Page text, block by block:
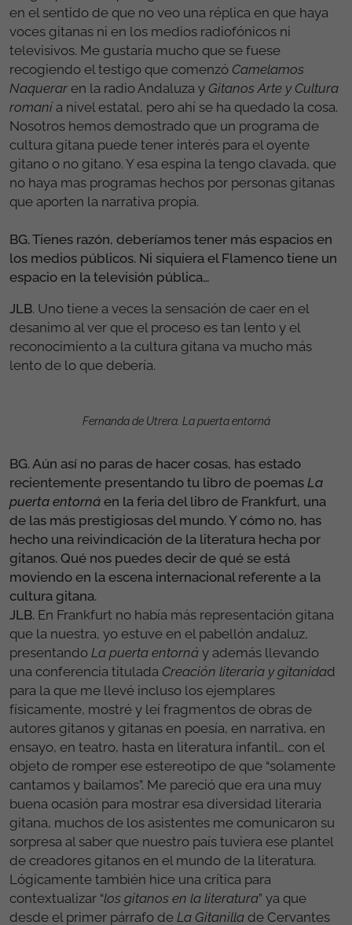
en el sentido de que no veo una réplica en que haya
voces gitanas ni en los medios radiofónicos ni
televisivos. Me gustaría mucho que se fuese
recogiendo el testigo que comenzó Camelamos
Naquerar en la radio Andaluza y Gitanos Arte y Cultura
romanía nivel estatal, pero ahí se ha quedado la cosa.
Nosotros hemos demostrado que un programa de
cultura gitana puede tener interés para el oyente
gitano o no gitano. Y esa espina la tengo clavada, que
no haya mas programas hechos por personas gitanas
que aporten la narrativa propia.
BG. Tienes razón, deberíamos tener más espacios en
los medios públicos. Ni siquiera el Flamenco tiene un
espacio en la televisión pública…
JLB. Uno tiene a veces la sensación de caer en el
desanimo al ver que el proceso es tan lento y el
reconocimiento a la cultura gitana va mucho más
lento de lo que debería.
Fernanda de Utrera. La puerta entorná
BG. Aún así no paras de hacer cosas, has estado
recientemente presentando tu libro de poemas La
puerta entorná en la feria del libro de Frankfurt, una
de las más prestigiosas del mundo. Y cómo no, has
hecho una reivindicación de la literatura hecha por
gitanos. Qué nos puedes decir de qué se está
moviendo en la escena internacional referente a la
cultura gitana.
JLB. En Frankfurt no había más representación gitana
que la nuestra, yo estuve en el pabellón andaluz,
presentando La puerta entorná y además llevando
una conferencia titulada Creación literaria y gitanidad
para la que me llevé incluso los ejemplares
físicamente, mostré y leí fragmentos de obras de
autores gitanos y gitanas en poesía, en narrativa, en
ensayo, en teatro, hasta en literatura infantil… con el
objeto de romper ese estereotipo de que “solamente
cantamos y bailamos”. Me pareció que era una muy
buena ocasión para mostrar esa diversidad literaria
gitana, muchos de los asistentes me comunicaron su
sorpresa al saber que nuestro país tuviera ese plantel
de creadores gitanos en el mundo de la literatura.
Lógicamente también hice una crítica para
contextualizar “los gitanos en la literatura” ya que
desde el primer párrafo de La Gitanilla de Cervantes